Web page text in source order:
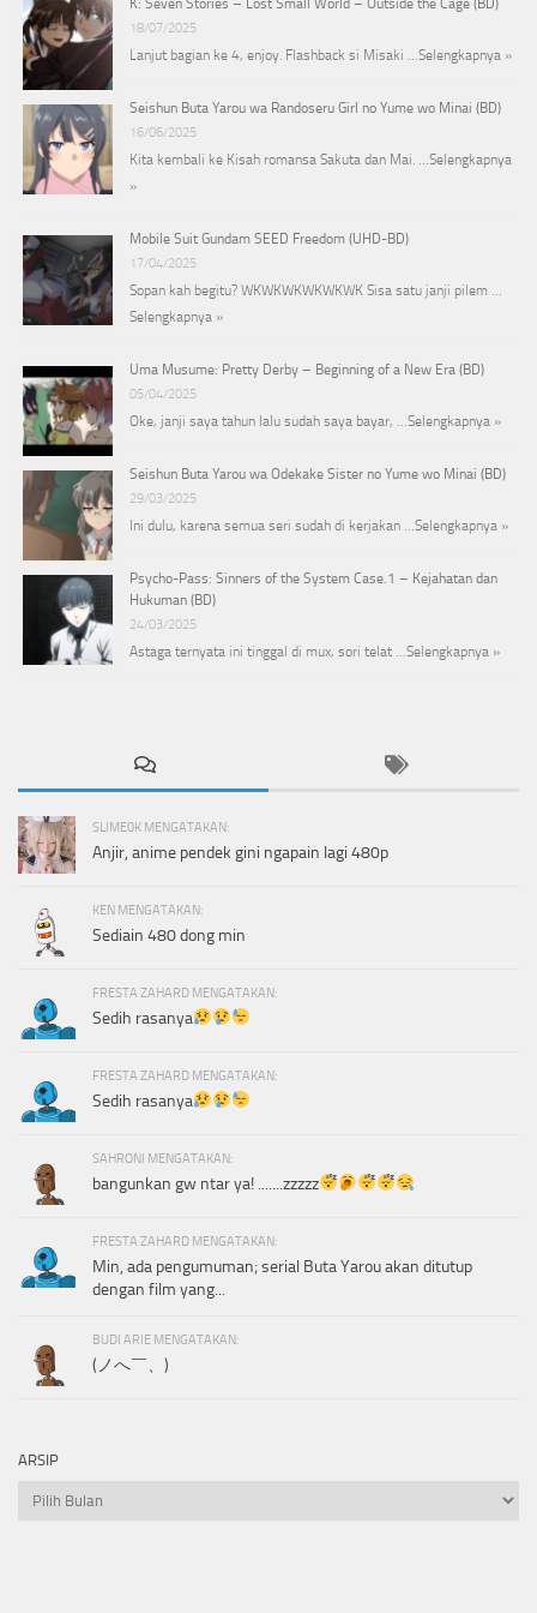
K: Seven Stories – Lost Small World – Outside the Cage (BD)
18/07/2025
Lanjut bagian ke 4, enjoy. Flashback si Misaki …Selengkapnya »
Seishun Buta Yarou wa Randoseru Girl no Yume wo Minai (BD)
16/06/2025
Kita kembali ke Kisah romansa Sakuta dan Mai. …Selengkapnya
»
Mobile Suit Gundam SEED Freedom (UHD-BD)
17/04/2025
Sopan kah begitu? WKWKWKWKWKWK Sisa satu janji pilem …
Selengkapnya »
Uma Musume: Pretty Derby – Beginning of a New Era (BD)
05/04/2025
Oke, janji saya tahun lalu sudah saya bayar, …Selengkapnya »
Seishun Buta Yarou wa Odekake Sister no Yume wo Minai (BD)
29/03/2025
Ini dulu, karena semua seri sudah di kerjakan …Selengkapnya »
Psycho-Pass: Sinners of the System Case.1 – Kejahatan dan
Hukuman (BD)
24/03/2025
Astaga ternyata ini tinggal di mux, sori telat …Selengkapnya »
SLIME0K MENGATAKAN:
Anjir, anime pendek gini ngapain lagi 480p
KEN MENGATAKAN:
Sediain 480 dong min
FRESTA ZAHARD MENGATAKAN:
Sedih rasanya
FRESTA ZAHARD MENGATAKAN:
Sedih rasanya
SAHRONI MENGATAKAN:
bangunkan gw ntar ya! .......zzzzz
FRESTA ZAHARD MENGATAKAN:
Min, ada pengumuman; serial Buta Yarou akan ditutup
dengan film yang...
BUDI ARIE MENGATAKAN:
(ノへ￣、)
ARSIP
Arsip